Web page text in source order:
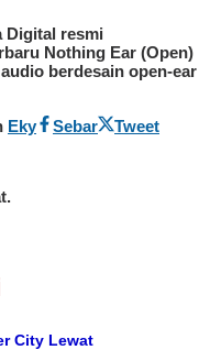
Digital resmi
Nothing Ear (Open)
berdesain open-ear
Eky Sebar
Tweet
City Lewat